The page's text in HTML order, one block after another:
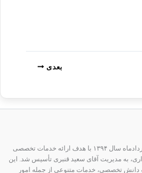
بعدی
در مردادماه سال ۱۳۹۴ با هدف ارائه خدمات تخصصی
به مدیریت آقای سعید قنبری تأسیس شد. این
دانش تخصصی، خدمات متنوعی از جمله امور